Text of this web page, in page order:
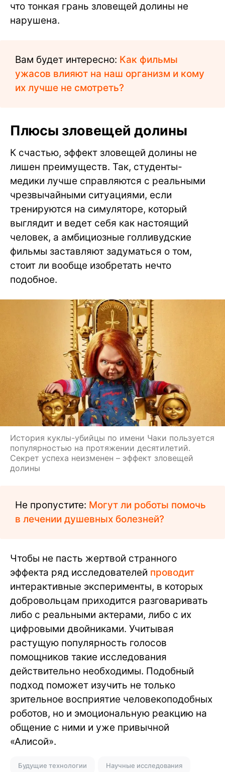
что тонкая грань зловещей долины не
нарушена.
Вам будет интересно: Как фильмы
ужасов влияют на наш организм и кому
их лучше не смотреть?
Плюсы зловещей долины
К счастью, эффект зловещей долины не
лишен преимуществ. Так, студенты-
медики лучше справляются с реальными
чрезвычайными ситуациями, если
тренируются на симуляторе, который
выглядит и ведет себя как настоящий
человек, а амбициозные голливудские
фильмы заставляют задуматься о том,
стоит ли вообще изобретать нечто
подобное.
История куклы-убийцы по имени Чаки пользуется
популярностью на протяжении десятилетий.
Секрет успеха неизменен – эффект зловещей
долины
Не пропустите: Могут ли роботы помочь
в лечении душевных болезней?
Чтобы не пасть жертвой странного
эффекта ряд исследователей проводит
интерактивные эксперименты, в которых
добровольцам приходится разговаривать
либо с реальными актерами, либо с их
цифровыми двойниками. Учитывая
растущую популярность голосов
помощников такие исследования
действительно необходимы. Подобный
подход поможет изучить не только
зрительное восприятие человекоподобных
роботов, но и эмоциональную реакцию на
общение с ними и уже привычной
«Алисой».
Будущие технологии Научные исследования